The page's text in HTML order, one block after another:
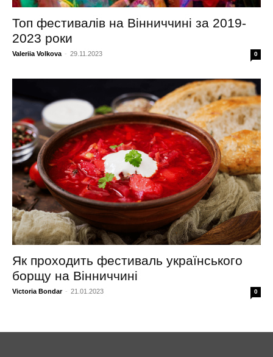
Топ фестивалів на Вінниччині за 2019-
2023 роки
Valeriia Volkova - 29.11.2023 0
Як проходить фестиваль українського
борщу на Вінниччині
Victoria Bondar - 21.01.2023 0